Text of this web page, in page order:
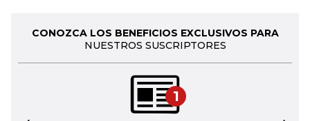
CONOZCA LOS BENEFICIOS EXCLUSIVOS PARA
NUESTROS SUSCRIPTORES
1